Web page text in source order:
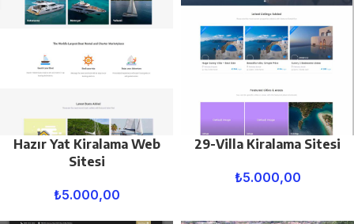
Hazır Yat Kiralama Web
Sitesi
₺5.000,00
29-Villa Kiralama Sitesi
₺5.000,00